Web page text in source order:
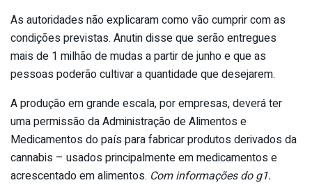
As autoridades não explicaram como vão cumprir com as
condições previstas. Anutin disse que serão entregues
mais de 1 milhão de mudas a partir de junho e que as
pessoas poderão cultivar a quantidade que desejarem.
A produção em grande escala, por empresas, deverá ter
uma permissão da Administração de Alimentos e
Medicamentos do país para fabricar produtos derivados da
cannabis – usados principalmente em medicamentos e
acrescentado em alimentos. Com informações do g1.